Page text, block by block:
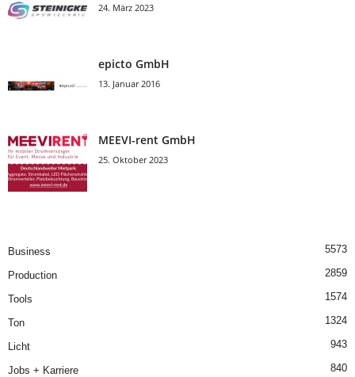
24. März 2023
epicto GmbH
13. Januar 2016
MEEVI-rent GmbH
25. Oktober 2023
Business 5573
Production 2859
Tools 1574
Ton 1324
Licht 943
Jobs + Karriere 840